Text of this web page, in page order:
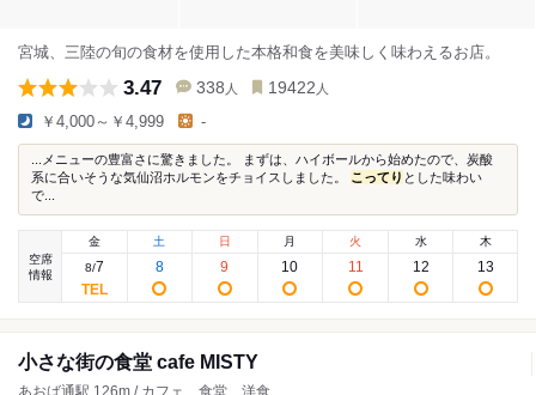
宮城、三陸の旬の食材を使用した本格和食を美味しく味わえるお店。
3.47 338 人 19422 人
￥4,000～￥4,999 -
...メニューの豊富さに驚きました。 まずは、ハイボールから始めたので、炭酸
系に合いそうな気仙沼ホルモンをチョイスしました。 こってり とした味わい
で...
空席
情報
金
8/7
土
8
日
9
月
10
火
11
水
12
木
13
小さな街の食堂 cafe MISTY